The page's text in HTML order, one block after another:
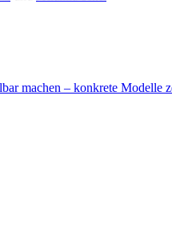
machen – konkrete Modelle